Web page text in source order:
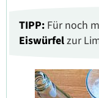
TIPP: Für noch
Eiswürfelzur